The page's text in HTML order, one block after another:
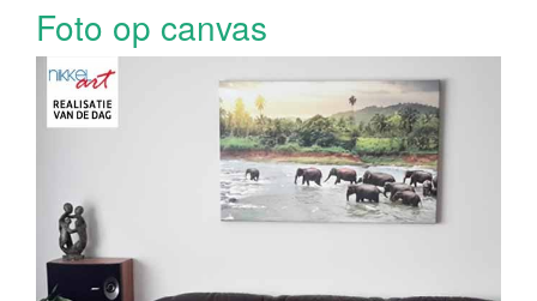
Foto op canvas